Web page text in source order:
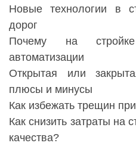
Новые технологии в
дорог
Почему на
автоматизации
Открытая или
плюсы и минусы
Как избежать трещин
Как снизить затраты на
качества?